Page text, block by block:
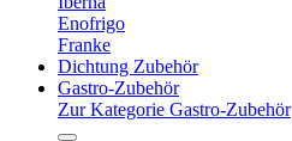
Enofrigo
Franke
Dichtung Zubehör
Gastro-Zubehör
Zur Kategorie Gastro-Zubehör